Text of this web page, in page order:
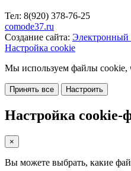
Тел: 8(920) 378-76-25
comode37.ru
Создание сайта: Электронный
Настройка cookie
Мы используем файлы cookie,
Принять все Настроить
Настройка cookie-
×
Вы можете выбрать, какие